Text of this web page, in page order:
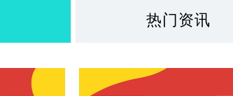
热门资讯